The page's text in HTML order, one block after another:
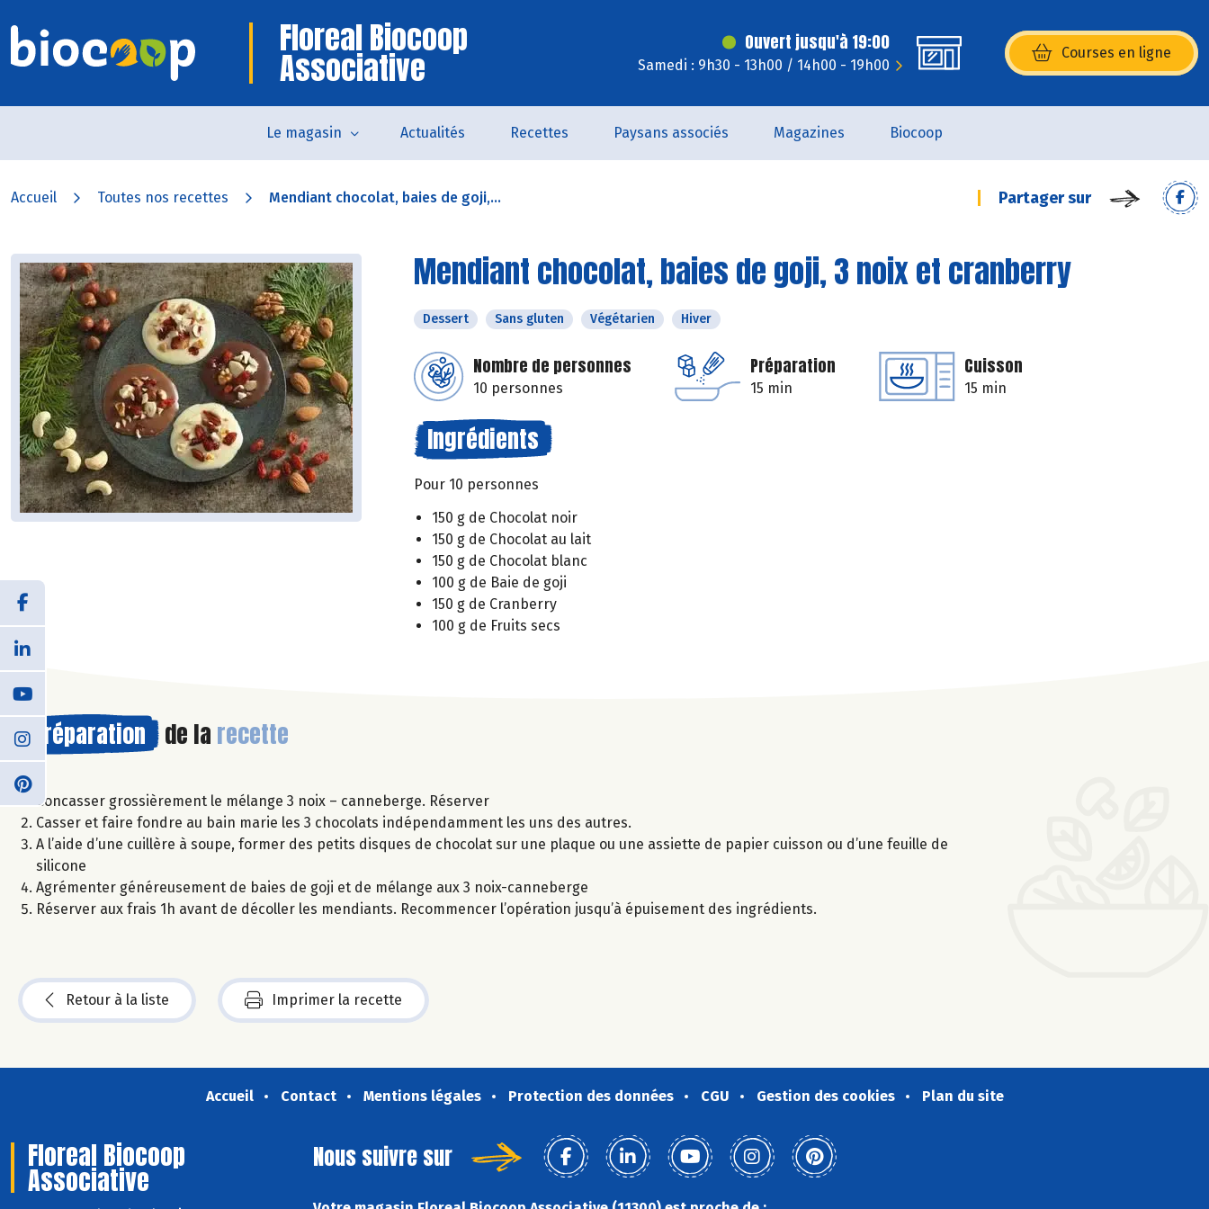
Floreal Biocoop
Associative
Ouvert jusqu'à 19:00
Samedi : 9h30 - 13h00 / 14h00 - 19h00
Courses en ligne
(s’ouvre dans une nouvelle
Le magasin Actualités Recettes Paysans associés Magazines Biocoop
Accueil Toutes nos recettes Mendiant chocolat, baies de goji,... Partager sur
Mendiant chocolat, baies de goji, 3 noix et cranberry
Dessert Sans gluten Végétarien Hiver
Nombre de personnes
10 personnes
Préparation
15 min
Cuisson
15 min
Ingrédients
Pour 10 personnes
150 g de Chocolat noir
150 g de Chocolat au lait
150 g de Chocolat blanc
100 g de Baie de goji
150 g de Cranberry
100 g de Fruits secs
Préparation de la recette
Concasser grossièrement le mélange 3 noix – canneberge. Réserver
Casser et faire fondre au bain marie les 3 chocolats indépendamment les uns des autres.
A l’aide d’une cuillère à soupe, former des petits disques de chocolat sur une plaque ou une assiette de papier cuisson ou d’une feuille de
silicone
Agrémenter généreusement de baies de goji et de mélange aux 3 noix-canneberge
Réserver aux frais 1h avant de décoller les mendiants. Recommencer l’opération jusqu’à épuisement des ingrédients.
Retour à la liste Imprimer la recette
Accueil Contact Mentions légales Protection des données CGU Gestion des cookies Plan du site
Floreal Biocoop
Associative
Nous suivre sur